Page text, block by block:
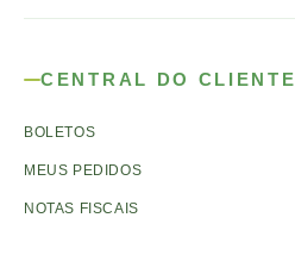
CENTRAL DO CLIENTE
BOLETOS
MEUS PEDIDOS
NOTAS FISCAIS